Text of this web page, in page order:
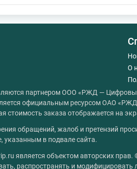
О
партнером ООО «РЖД —
официальным ресурсом ОАО
стоимость заказа отображается на
обращений, жалоб и претензий
указанным в подвале сайта.
является объектом авторских
распространять и